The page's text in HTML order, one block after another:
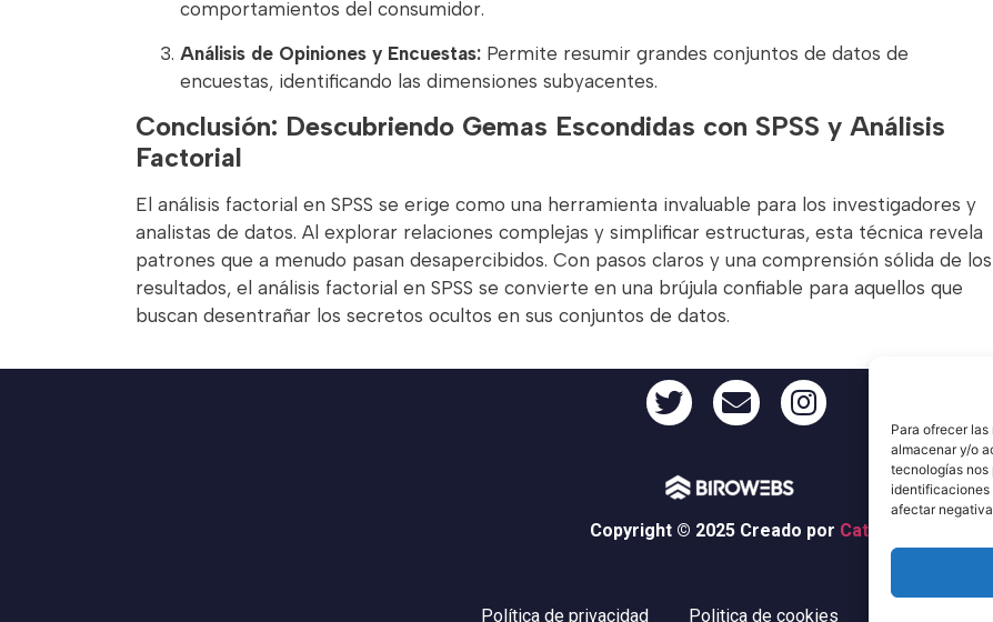
Para ofrecer
almacenar y/o
tecnologías nos
identificaciones
afectar
comportamientos del consumidor.
Análisis de Opiniones y Encuestas: Permite resumir grandes conjuntos de datos de
encuestas, identificando las dimensiones subyacentes.
Conclusión: Descubriendo Gemas Escondidas con SPSS y Análisis
Factorial
El análisis factorial en SPSS se erige como una herramienta invaluable para los investigadores y
analistas de datos. Al explorar relaciones complejas y simplificar estructuras, esta técnica revela
patrones que a menudo pasan desapercibidos. Con pasos claros y una comprensión sólida de los
resultados, el análisis factorial en SPSS se convierte en una brújula confiable para aquellos que
buscan desentrañar los secretos ocultos en sus conjuntos de datos.
Copyright © 2025 Creado por Catodic
Política de privacidad Politica de cookies